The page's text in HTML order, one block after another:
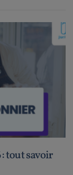
tout savoir